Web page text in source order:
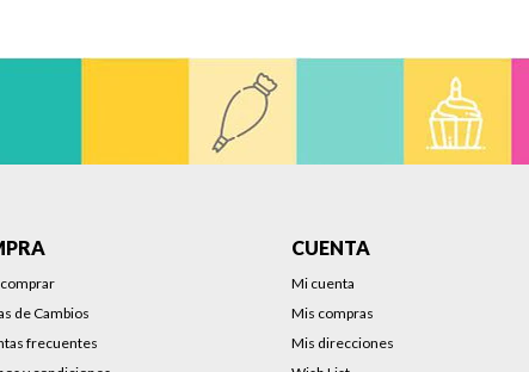
de Cambios
frecuentes
CUENTA
Mi cuenta
Mis compras
Mis direcciones